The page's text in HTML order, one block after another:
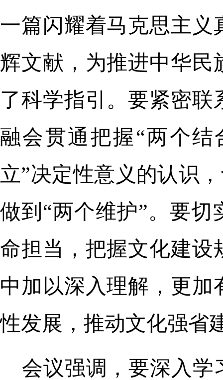
一篇闪耀着马克思主
辉文献，为推进中华
了科学指引。要紧密
融会贯通把握“两个
立”决定性意义的认识
做到“两个维护”。要
命担当，把握文化建
中加以深入理解，更
性发展，推动文化强省
会议强调，要深入学